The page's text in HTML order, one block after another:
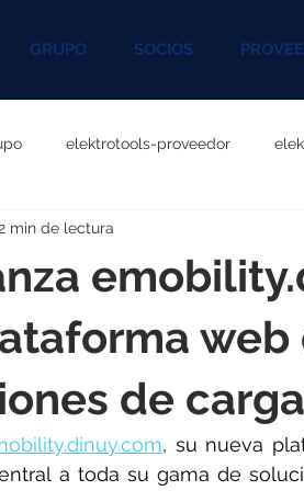
GRUPO SOCIOS
elektrotools-proveedor
P060000
P096000 elektrotools-P041000
P046000 elektrotools-P121000
de carga
min de lectura
, su nueva
a toda su gama de